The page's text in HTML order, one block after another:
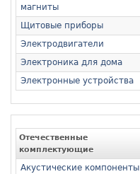
магниты
Щитовые приборы
Электродвигатели
Электроника для дома
Электронные устройства
Отечественные
комплектующие
Акустические компоненты